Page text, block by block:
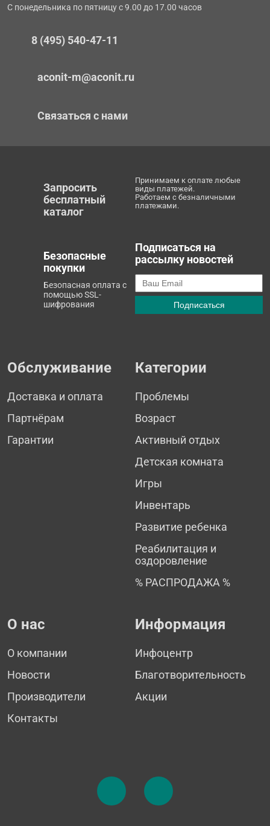
С понедельника по пятницу с 9.00 до 17.00 часов
8 (495) 540-47-11
aconit-m@aconit.ru
Связаться с нами
Запросить
бесплатный
каталог
Принимаем к оплате любые
виды платежей.
Работаем с безналичными
платежами.
Безопасные
покупки
Безопасная оплата с
помощью SSL-
шифрования
Подписаться на
рассылку новостей
Обслуживание
Доставка и оплата
Партнёрам
Гарантии
Категории
Проблемы
Возраст
Активный отдых
Детская комната
Игры
Инвентарь
Развитие ребенка
Реабилитация и
оздоровление
% РАСПРОДАЖА %
О нас
О компании
Новости
Производители
Контакты
Информация
Инфоцентр
Благотворительность
Акции